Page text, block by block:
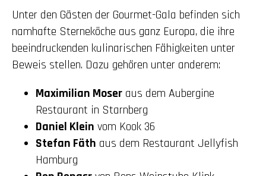
Unter den Gästen der Gourmet-Gala befinden sich
namhafte Sterneköche aus ganz Europa, die ihre
beeindruckenden kulinarischen Fähigkeiten unter
Beweis stellen. Dazu gehören unter anderem:
Maximilian Moser aus dem Aubergine
Restaurant in Starnberg
Daniel Klein vom Kook 36
Stefan Fäth aus dem Restaurant Jellyfish
Hamburg